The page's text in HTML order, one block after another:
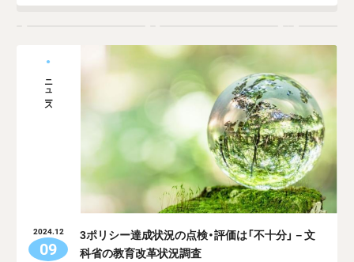
ニュース
2024.12
09
3ポリシー達成状況の点検・評価は「不十分」－文
科省の教育改革状況調査